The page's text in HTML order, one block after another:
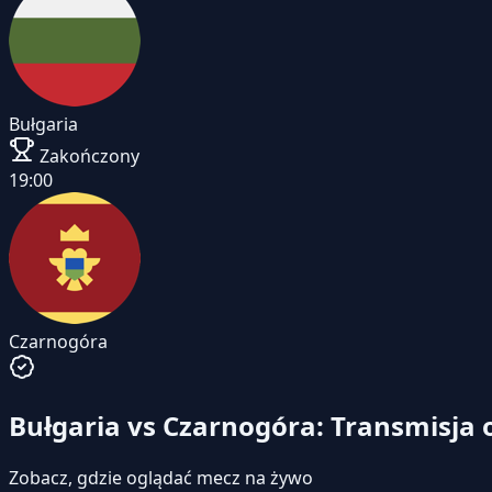
Bułgaria
Zakończony
19:00
Czarnogóra
Bułgaria vs Czarnogóra: Transmisja
Zobacz, gdzie oglądać mecz na żywo